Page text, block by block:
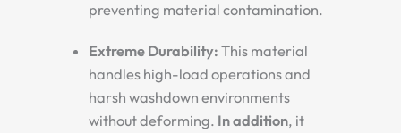
preventing material contamination.
Extreme Durability: This material
handles high-load operations and
harsh washdown environments
without deforming. In addition, it